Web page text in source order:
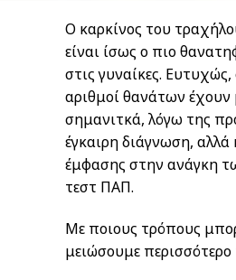
Ο καρκίνος του
είναι ίσως ο πιο
στις γυναίκες.
αριθμοί θανάτων έχουν
σημανιτκά, λόγω της
έγκαιρη διάγνωση, αλλά
έμφασης στην ανάγκη
τεστ ΠΑΠ.
Με ποιους τρόπους
μειώσουμε περισσότερο